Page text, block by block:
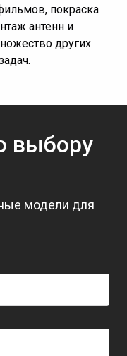
покраска
антенн и
других
выбору
модели для